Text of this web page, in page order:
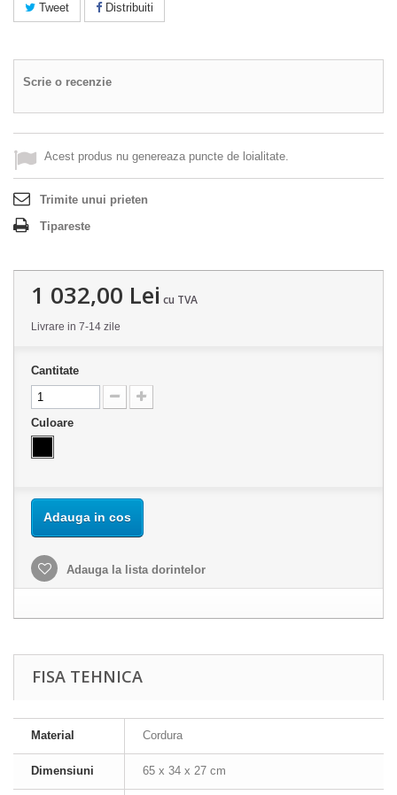
Tweet Distribuiti
Scrie o recenzie
Acest produs nu genereaza puncte de loialitate.
Trimite unui prieten
Tipareste
1 032,00 Lei cu TVA
Livrare in 7-14 zile
Cantitate
Culoare
Adauga in cos
Adauga la lista dorintelor
FISA TEHNICA
Material Cordura
Dimensiuni 65 x 34 x 27 cm